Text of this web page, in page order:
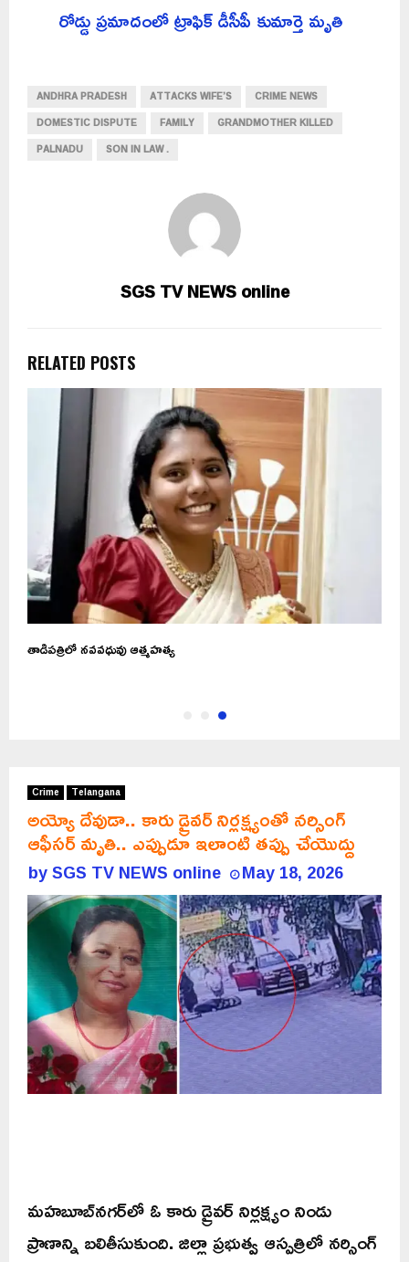
రోడ్డు ప్రమాదంలో ట్రాఫిక్ డీసీపీ కుమార్తె మృతి
ANDHRA PRADESH ATTACKS WIFE’S
CRIME NEWS
DOMESTIC DISPUTE
FAMILY
GRANDMOTHER KILLED
PALNADU
SON IN LAW .
SGS TV NEWS online
RELATED POSTS
తాడిపత్రిలో నవవధువు ఆత్మహత్య
Crime Telangana
అయ్యో దేవుడా.. కారు డ్రైవర్ నిర్లక్ష్యంతో నర్సింగ్
ఆఫీసర్ మృతి.. ఎప్పుడూ ఇలాంటి తప్పు చేయొద్దు
bySGS TV NEWS online May 18, 2026
మహబూబ్‌నగర్‌లో ఓ కారు డ్రైవర్ నిర్లక్ష్యం నిండు
ప్రాణాన్ని బలితీసుకుంది. జిల్లా ప్రభుత్వ ఆస్పత్రిలో నర్సింగ్